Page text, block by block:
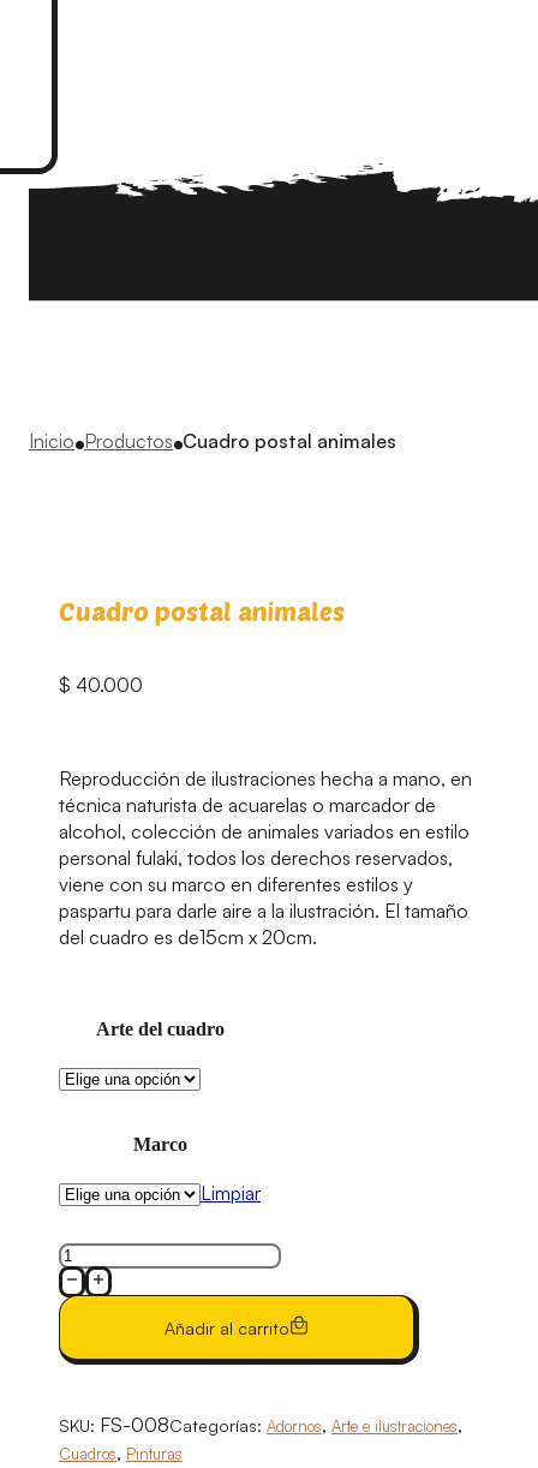
Inicio●Productos●Cuadro postal animales
Cuadro postal animales
$ 40.000
Reproducción de ilustraciones hecha a mano, en
técnica naturista de acuarelas o marcador de
alcohol, colección de animales variados en estilo
personal fulaki, todos los derechos reservados,
viene con su marco en diferentes estilos y
paspartu para darle aire a la ilustración. El tamaño
del cuadro es de15cm x 20cm.
Arte del cuadro
Marco
Limpiar
Cuadro
postal
animales
Añadir al carrito
SKU: FS-008Categorías: Adornos, Arte e ilustraciones,
Cuadros, Pinturas